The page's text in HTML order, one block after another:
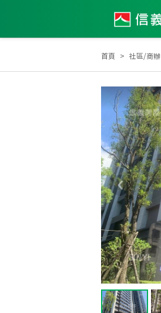
首頁 社區/商辦
2026年4月區成件TOP1